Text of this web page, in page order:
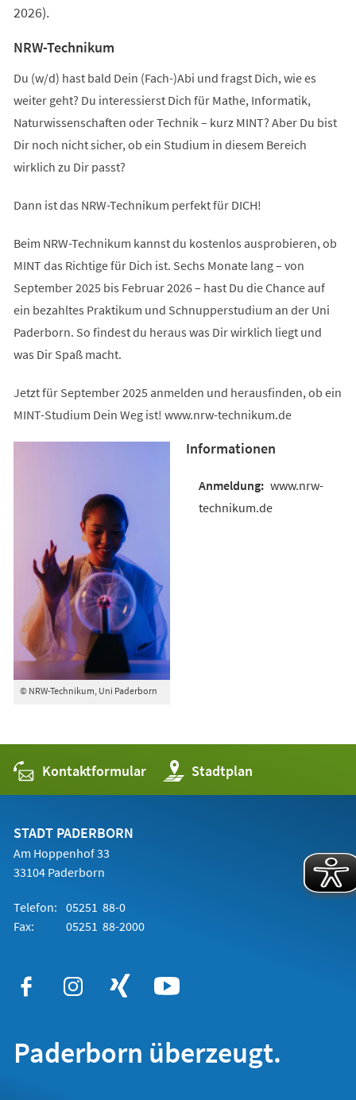
2026).
NRW-Technikum
Du (w/d) hast bald Dein (Fach-)Abi und fragst Dich, wie es
weiter geht? Du interessierst Dich für Mathe, Informatik,
Naturwissenschaften oder Technik – kurz MINT? Aber Du bist
Dir noch nicht sicher, ob ein Studium in diesem Bereich
wirklich zu Dir passt?
Dann ist das NRW-Technikum perfekt für DICH!
Beim NRW-Technikum kannst du kostenlos ausprobieren, ob
MINT das Richtige für Dich ist. Sechs Monate lang – von
September 2025 bis Februar 2026 – hast Du die Chance auf
ein bezahltes Praktikum und Schnupperstudium an der Uni
Paderborn. So findest du heraus was Dir wirklich liegt und
was Dir Spaß macht.
Jetzt für September 2025 anmelden und herausfinden, ob ein
MINT-Studium Dein Weg ist! www.nrw-technikum.de
© NRW-Technikum, Uni Paderborn
Informationen
www.nrw-
technikum.de
Kontaktformular Stadtplan
(Öffnet
in
einem
STADT PADERBORN
Am Hoppenhof 33
33104 Paderborn
Telefon: 05251 88-0
Fax:
05251 88-2000
Paderborn überzeugt.